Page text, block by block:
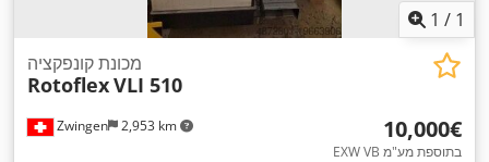
1 / 1
Zwingen 2,953 km
מכונת קונפקציה
RotoflexVLI 510
‏10,000 ‏€
EXW VB בתוספת מע"מ